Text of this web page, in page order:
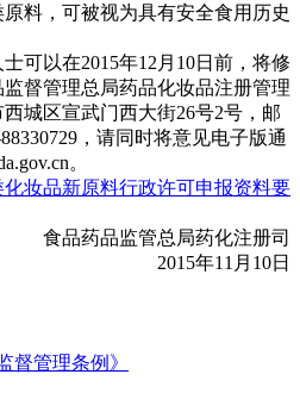
料，可被视为具有安全食用历史
以在2015年12月10日前，将修
督管理总局药品化妆品注册管理
城区宣武门西大街26号2号，邮
，请同时将意见电子版通
。
品新原料行政许可申报资料要
食品药品监管总局药化注册司
2015年11月10日
督管理条例》